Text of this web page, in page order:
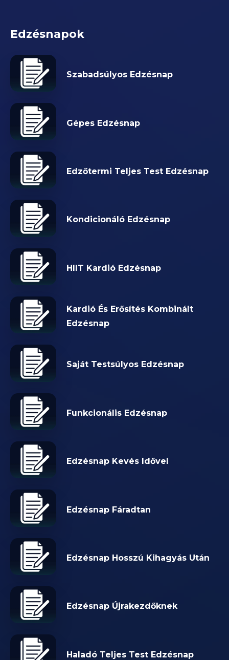
Edzésnapok
Szabadsúlyos Edzésnap
Gépes Edzésnap
Edzőtermi Teljes Test Edzésnap
Kondicionáló Edzésnap
HIIT Kardió Edzésnap
Kardió És Erősítés Kombinált
Edzésnap
Saját Testsúlyos Edzésnap
Funkcionális Edzésnap
Edzésnap Kevés Idővel
Edzésnap Fáradtan
Edzésnap Hosszú Kihagyás Után
Edzésnap Újrakezdőknek
Haladó Teljes Test Edzésnap